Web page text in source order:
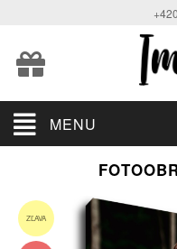
MENU
ZĽAVA